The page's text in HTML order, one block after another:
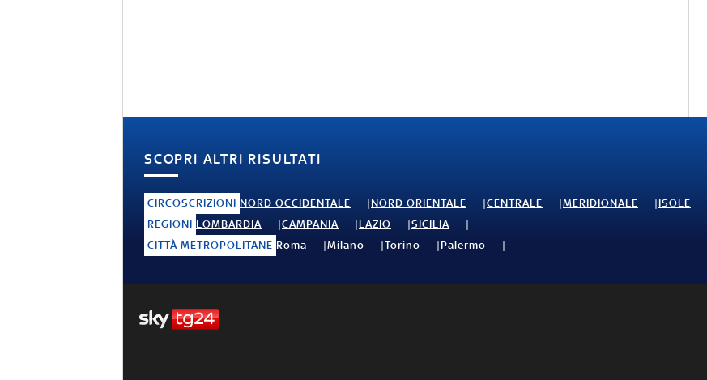
SCOPRI ALTRI RISULTATI
CIRCOSCRIZIONI NORD OCCIDENTALE NORD ORIENTALE CENTRALE MERIDIONALE
ISOLE
REGIONI LOMBARDIA CAMPANIA LAZIO
SICILIA
CITTÀ METROPOLITANE Roma Milano Torino Palermo